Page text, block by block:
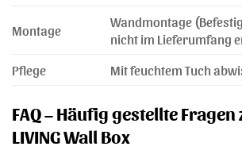
Montage
Wandmontage
nicht im Lieferumfang
Pflege
Mit feuchtem Tuch
FAQ – Häufig gestellte
LIVING Wall Box